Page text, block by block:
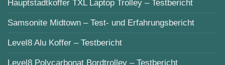
Hauptstadtkoffer TXL Laptop Trolley – Testbericht
Samsonite Midtown – Test- und Erfahrungsbericht
Level8 Alu Koffer – Testbericht
Level8 Polycarbonat Bordtrolley – Testbericht